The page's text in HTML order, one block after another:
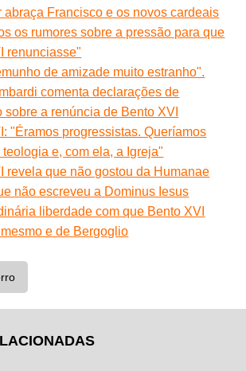
abraça Francisco e os novos cardeais
os rumores sobre a pressão para que
renunciasse"
de amizade muito estranho".
comenta declarações de
sobre a renúncia de Bento XVI
"Éramos progressistas. Queríamos
teologia e, com ela, a Igreja"
revela que não gostou da Humanae
não escreveu a Dominus Iesus
liberdade com que Bento XVI
e de Bergoglio